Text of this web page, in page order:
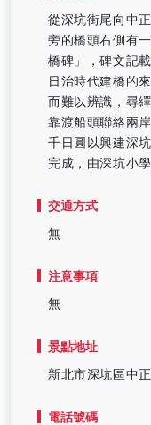
從深坑街尾向中
旁的橋頭右側有
橋碑」，碑文記
日治時代建橋的
而難以辨識，尋
靠渡船頭聯絡兩
千日圓以興建深
完成，由深坑小
交通方式
無
注意事項
無
景點地址
新北市深坑區中
電話號碼